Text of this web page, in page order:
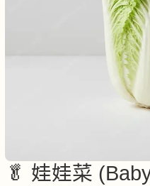
🥬 娃娃菜